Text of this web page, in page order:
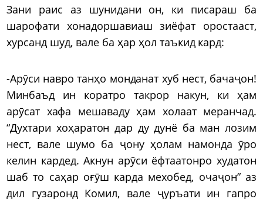
Зани раис аз шунидани он, ки писараш ба
шарофати хонадоршавиаш зиёфат оростааст,
хурсанд шуд, вале ба ҳар ҳол таъкид кард:
-Арӯси навро танҳо монданат хуб нест, бачаҷон!
Минбаъд ин коратро такрор накун, ки ҳам
арӯсат хафа мешаваду ҳам холаат меранчад.
“Духтари хоҳаратон дар ду дунё ба ман лозим
нест, вале шумо ба ҷону ҳолам намонда ӯро
келин кардед. Акнун арӯси ёфтаатонро худатон
шаб то саҳар оғӯш карда мехобед, очаҷон” аз
дил гузаронд Комил, вале ҷуръати ин гапро